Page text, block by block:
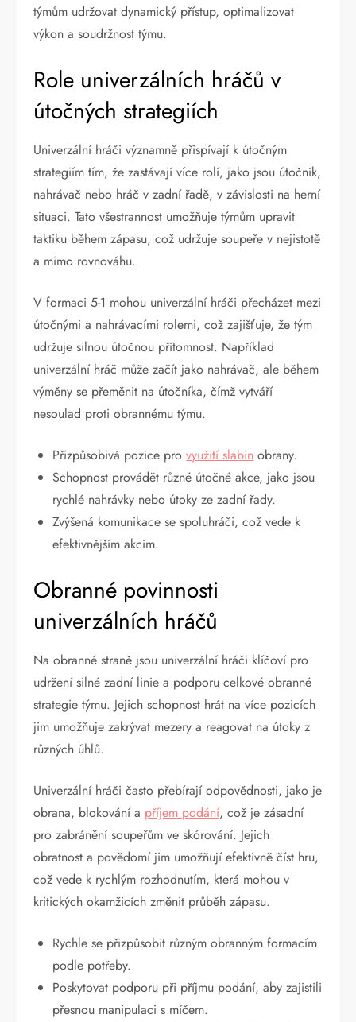
týmům udržovat dynamický přístup, optimalizovat
výkon a soudržnost týmu.
Role univerzálních hráčů v
útočných strategiích
Univerzální hráči významně přispívají k útočným
strategiím tím, že zastávají více rolí, jako jsou útočník,
nahrávač nebo hráč v zadní řadě, v závislosti na herní
situaci. Tato všestrannost umožňuje týmům upravit
taktiku během zápasu, což udržuje soupeře v nejistotě
a mimo rovnováhu.
V formaci 5-1 mohou univerzální hráči přecházet mezi
útočnými a nahrávacími rolemi, což zajišťuje, že tým
udržuje silnou útočnou přítomnost. Například
univerzální hráč může začít jako nahrávač, ale během
výměny se přeměnit na útočníka, čímž vytváří
nesoulad proti obrannému týmu.
Přizpůsobivá pozice provyužití slabin obrany.
Schopnost provádět různé útočné akce, jako jsou
rychlé nahrávky nebo útoky ze zadní řady.
Zvýšená komunikace se spoluhráči, což vede k
efektivnějším akcím.
Obranné povinnosti
univerzálních hráčů
Na obranné straně jsou univerzální hráči klíčoví pro
udržení silné zadní linie a podporu celkové obranné
strategie týmu. Jejich schopnost hrát na více pozicích
jim umožňuje zakrývat mezery a reagovat na útoky z
různých úhlů.
Univerzální hráči často přebírají odpovědnosti, jako je
obrana, blokování a příjem podání, což je zásadní
pro zabránění soupeřům ve skórování. Jejich
obratnost a povědomí jim umožňují efektivně číst hru,
což vede k rychlým rozhodnutím, která mohou v
kritických okamžicích změnit průběh zápasu.
Rychle se přizpůsobit různým obranným formacím
podle potřeby.
Poskytovat podporu při příjmu podání, aby zajistili
přesnou manipulaci s míčem.